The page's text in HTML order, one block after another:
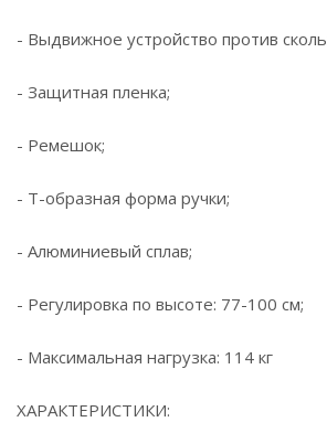
- Выдвижное устройство против
- Защитная пленка;
- Ремешок;
- Т-образная форма ручки;
- Алюминиевый сплав;
- Регулировка по высоте: 77-100 см;
- Максимальная нагрузка: 114 кг
ХАРАКТЕРИСТИКИ: